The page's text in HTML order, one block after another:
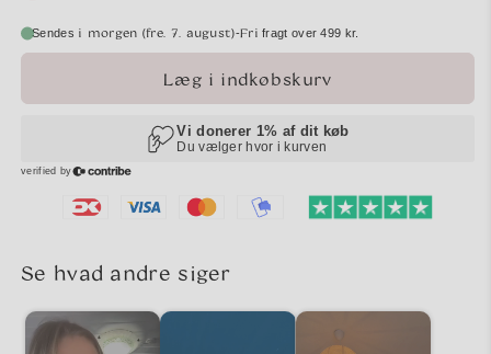
Sendes i morgen (fre. 7. august)-Fri fragt over 499 kr.
Læg i indkøbskurv
Se hvad andre siger